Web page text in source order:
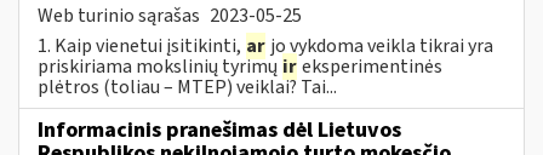
Web turinio sąrašas 2023-05-25
1. Kaip vienetui įsitikinti, ar jo vykdoma veikla tikrai yra
priskiriama mokslinių tyrimų ireksperimentinės
plėtros (toliau – MTEP) veiklai? Tai...
Informacinis pranešimas dėl Lietuvos